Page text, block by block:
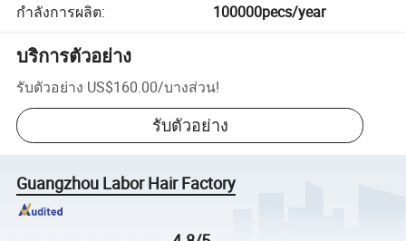
กำลังการผลิต: 100000pecs/year
บริการตัวอย่าง
รับตัวอย่าง US$160.00/บางส่วน!
รับตัวอย่าง
Guangzhou Labor Hair Factory